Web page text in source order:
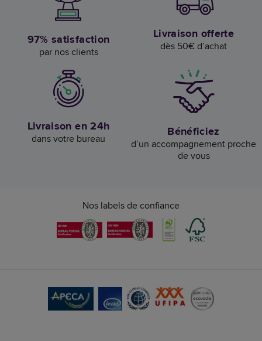
97% satisfaction
par nos clients
Livraison offerte
dès 50€ d’achat
Livraison en 24h
dans votre bureau Bénéficiez
d’un accompagnement proche
de vous
Nos labels de confiance